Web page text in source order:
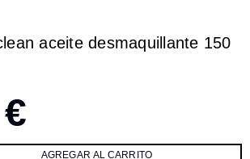
aceite desmaquillante 150